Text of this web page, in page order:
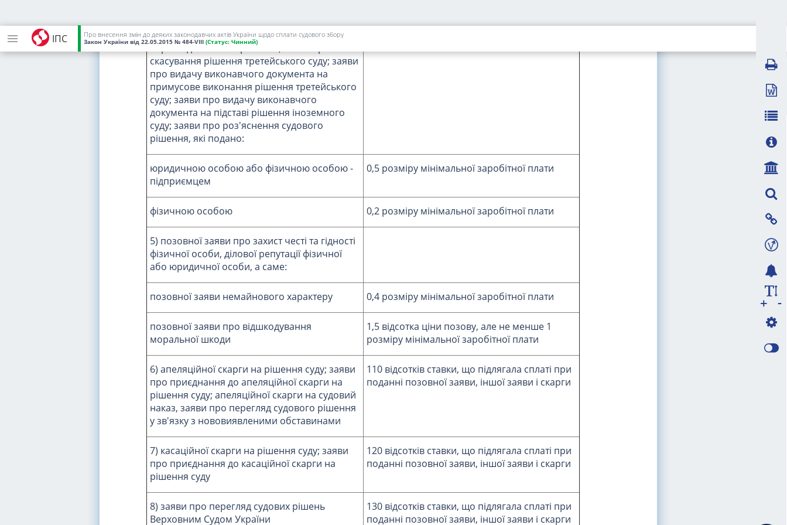
ІПС Про внесення змін до деяких законодавчих актів України щодо сплати судового збору
Закон України від 22.05.2015 № 484-VIII (Статус: Чинний)
справах окремого провадження; заяви про
забезпечення доказів або позову; заяви про
перегляд заочного рішення; заяви про
скасування рішення третейського суду; заяви
про видачу виконавчого документа на
примусове виконання рішення третейського
суду; заяви про видачу виконавчого
документа на підставі рішення іноземного
суду; заяви про роз'яснення судового
рішення, які подано:
юридичною особою або фізичною особою -
підприємцем
0,5 розміру мінімальної заробітної плати
фізичною особою 0,2 розміру мінімальної заробітної плати
5) позовної заяви про захист честі та гідності
фізичної особи, ділової репутації фізичної
або юридичної особи, а саме:
позовної заяви немайнового характеру 0,4 розміру мінімальної заробітної плати
позовної заяви про відшкодування
моральної шкоди
1,5 відсотка ціни позову, але не менше 1
розміру мінімальної заробітної плати
6) апеляційної скарги на рішення суду; заяви
про приєднання до апеляційної скарги на
рішення суду; апеляційної скарги на судовий
наказ, заяви про перегляд судового рішення
у зв'язку з нововиявленими обставинами
110 відсотків ставки, що підлягала сплаті при
поданні позовної заяви, іншої заяви і скарги
7) касаційної скарги на рішення суду; заяви
про приєднання до касаційної скарги на
рішення суду
120 відсотків ставки, що підлягала сплаті при
поданні позовної заяви, іншої заяви і скарги
8) заяви про перегляд судових рішень
Верховним Судом України
130 відсотків ставки, що підлягала сплаті при
поданні позовної заяви, іншої заяви і скарги
-
+